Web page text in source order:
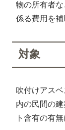
物の所有者
係る費用を補
対象
吹付けアス
内の民間の
ト含有の有